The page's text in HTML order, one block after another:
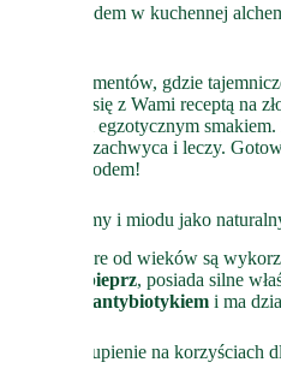
z miodem w kuchennej
eksperymentów, gdzie
podzielić się z Wami receptą na
swoim egzotycznym
od wieków zachwyca i leczy.
z miodem!
do kurkumy i miodu jako
, które od wieków są
żółty pieprz, posiada silne
antybiotykiem i ma
miodu – skupienie na korzyściach